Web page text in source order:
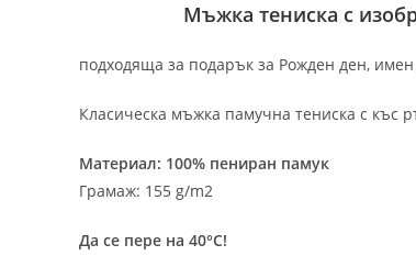
Мъжка тениска с
подходяща за подарък за Рожден ден,
Класическа мъжка памучна тениска с къс
Материал: 100% пениран памук
Грамаж: 155 g/m2
Да се пере на 40°C!